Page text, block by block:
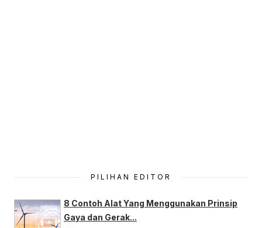
PILIHAN EDITOR
8 Contoh Alat Yang Menggunakan Prinsip
Gaya dan Gerak...